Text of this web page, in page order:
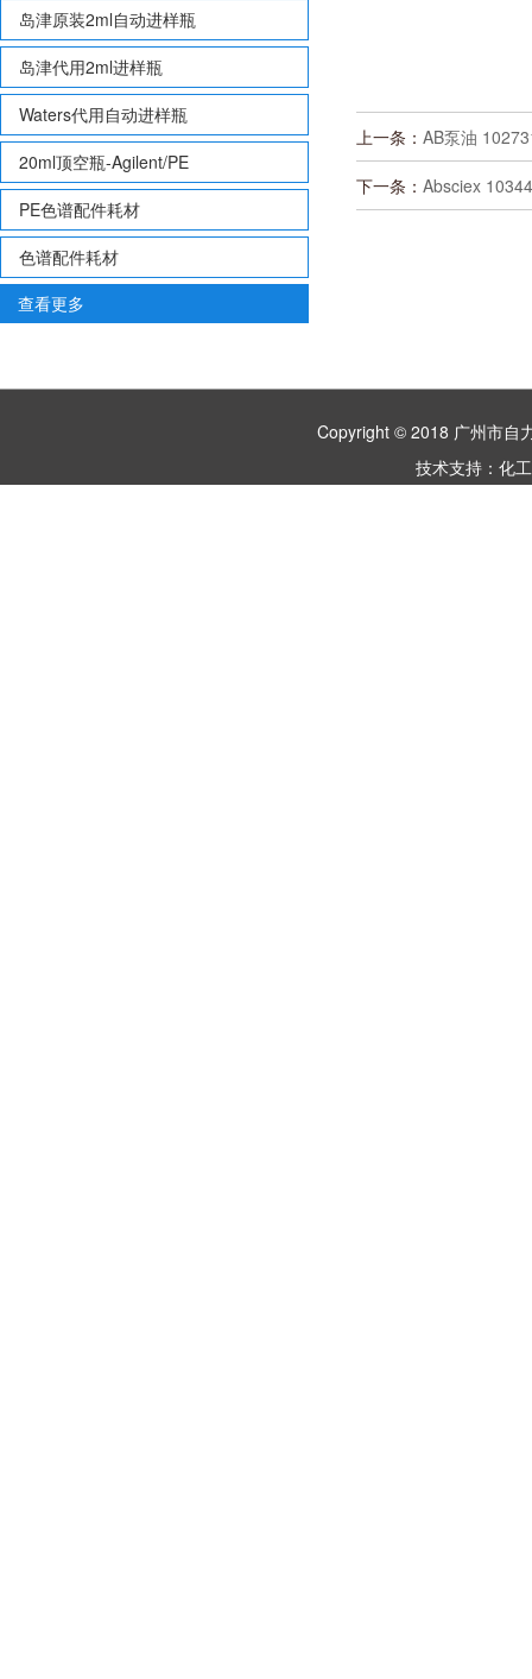
岛津原装2ml自动进样瓶
岛津代用2ml进样瓶
Waters代用自动进样瓶
20ml顶空瓶-Agilent/PE
PE色谱配件耗材
色谱配件耗材
查看更多
上一条： AB泵油
下一条： Absciex
Copyright © 2018 广州市
技术支持： 化